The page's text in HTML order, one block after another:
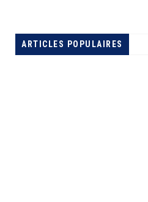
ARTICLES POPULAIRES
EUGÈNE DIOMI QUITTE MAKALA
A LA UNE